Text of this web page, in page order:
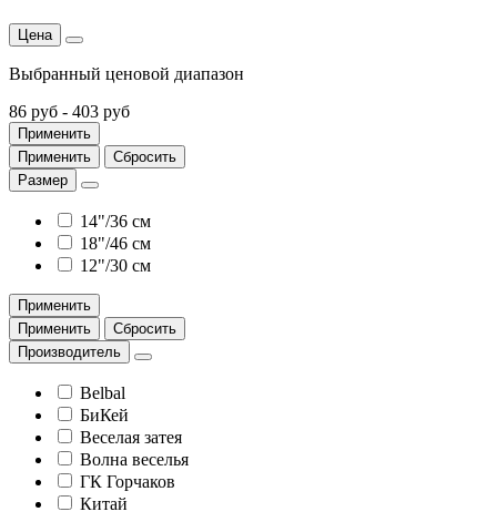
Цена
Выбранный ценовой диапазон
86 руб - 403 руб
Применить
Применить
Сбросить
Размер
14"/36 см
18"/46 см
12"/30 см
Применить
Применить
Сбросить
Производитель
Belbal
БиКей
Веселая затея
Волна веселья
ГК Горчаков
Китай